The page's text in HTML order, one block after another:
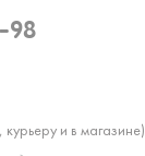
98
и в магазине)